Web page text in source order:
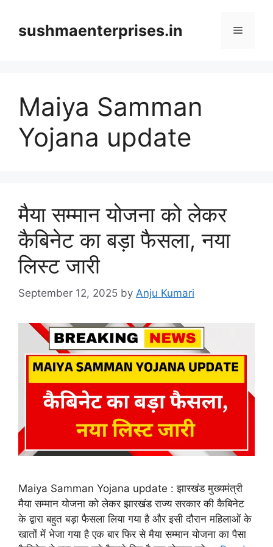
contentsushmaenterprises.in Menu
Maiya Samman
Yojana update
मैया सम्मान योजना को लेकर
कैबिनेट का बड़ा फैसला, नया
लिस्ट जारी
September 12, 2025 by Anju Kumari
Maiya Samman Yojana update : झारखंड मुख्यमंत्री
मैया सम्मान योजना को लेकर झारखंड राज्य सरकार की कैबिनेट
के द्वारा बहुत बड़ा फैसला लिया गया है और इसी दौरान महिलाओं के
खातों में भेजा गया है एक बार फिर से मैया सम्मान योजना का पैसा